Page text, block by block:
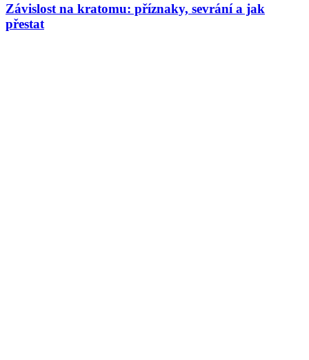
Závislost na kratomu: příznaky, sevrání a jak
přestat